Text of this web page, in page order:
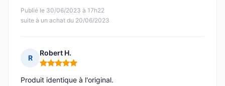
Publié le 30/06/2023 à 17h22
suite à un achat du 20/06/2023
R
Robert H.
Note : 5 sur 5
Produit identique à l'original.